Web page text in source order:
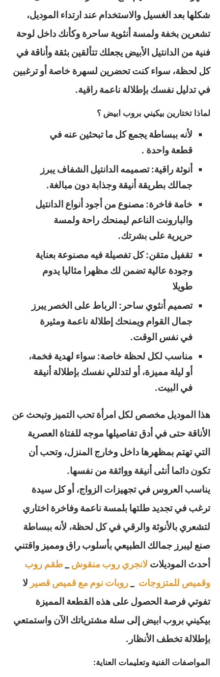
شكلها بعد الغسيل والاستخدام عند ارتداء الموديل،
تشعرين بخفة ولمسة أنثوية ساحرة وكأنك داخل لوحة
فنية من الدانتيل الأبيض يجعلك تتألقين بثقة وأناقة في
كل لحظة، سواء كنت تحضرين لسهرة خاصة أو ترغبين
في تدليل نفسك بإطلالة ناعمة راقية.
لماذا تختارين بيكيني بروب ابيض ؟
لأنه ببساطة يجمع كل ما تبحثين عنه في
قطعة واحدة .
أنوثة راقية: تصميمه الدانتيل الشفاف يبرز
جمالك بطريقة أنيقة وجذابة دون مبالغة.
خامة فاخرة: مصنوع من أجود أنواع الدانتيل
والبارونت الناعم ليمنحك راحة ولمسة
حريرية على بشرتك.
تقفيل متقن: كل تفصيلة فيه مصنوعة بعناية
وجودة عالية تضمن لك مظهرا مثاليا يدوم
طويلا
تصميم أنثوي ساحر: الرباط على الخصر يبرز
جمال القوام ويمنحك إطلالة ناعمة ومثيرة
في نفس الوقت.
مناسب لكل لحظة خاصة: سواء لهدية فخمة،
أو ليلة مميزة، أو لتدللي نفسك بإطلالة أنيقة
في البيت.
هذا الموديل مخصص لكل امرأة تحب التميز وتبحث عن
الأناقة حتى في أدق تفاصيلها موجه للفتاة العصرية
التي تهتم بمظهرها داخل وخارج المنزل، وتحب أن
تكون دائما أنثى أنيقة وواثقة من نفسها.
يناسب العروس في تجهيزات الزواج، أو كل سيدة
ترغب في تجديد طلتها بلمسة ناعمة وفاخرة اختاري
لتشعري بالأنوثة والرقي في كل لحظة، لأنه ببساطة
صنع ليبرز جمالك الطبيعي بأسلوب راق ومميز واقتني
أحدث الموديلات لانجري روب منقوش
طقم روب
وقميص للمتزوجات
روبات نوم مع قميص قصير لا
تفوتي فرصة الحصول على هذه القطعة المميزة
بيكيني بروب ابيض إلى سلة مشترياتك الآن واستمتعي
بإطلالة تخطف الأنظار.
المواصفات الفنية وتعليمات العناية: